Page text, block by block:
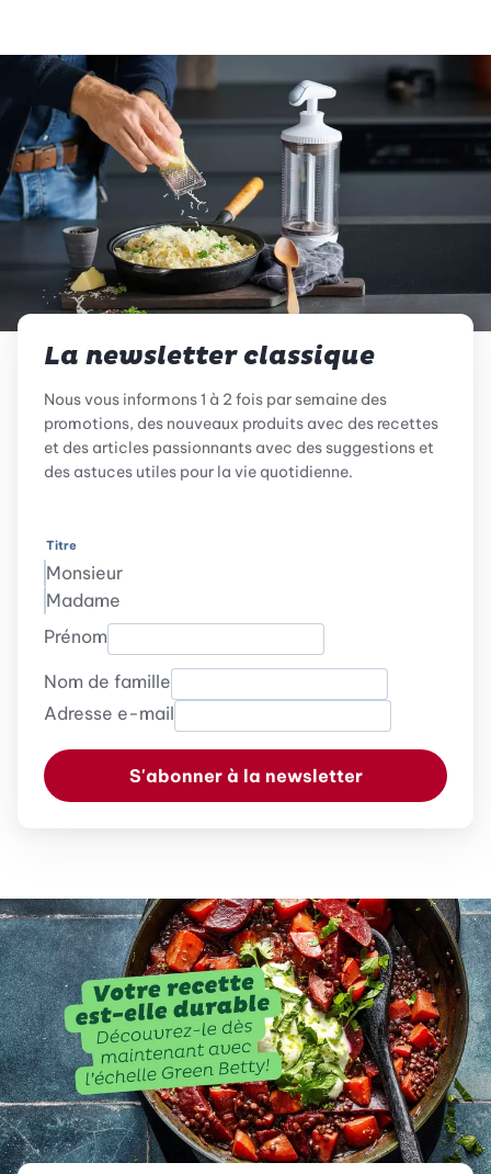
La newsletter classique
Nous vous informons 1 à 2 fois par semaine des
promotions, des nouveaux produits avec des recettes
et des articles passionnants avec des suggestions et
des astuces utiles pour la vie quotidienne.
Titre
Monsieur
Madame
Prénom
Nom de famille
Adresse e-mail
S'abonner à la newsletter